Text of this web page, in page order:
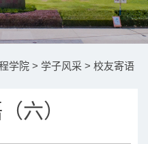
学院 > 学子风采 > 校友寄语
六）